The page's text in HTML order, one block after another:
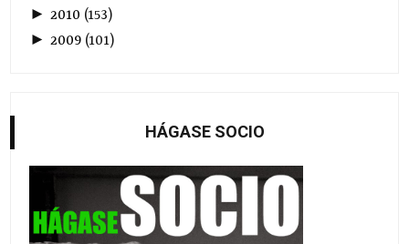
►2010 (153)
► 2009 (101)
HÁGASE SOCIO